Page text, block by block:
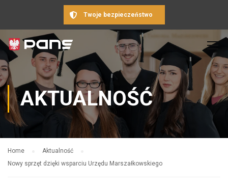
Twoje bezpieczeństwo
AKTUALNOŚĆ
Home
Aktualność
Nowy sprzęt dzięki wsparciu Urzędu Marszałkowskiego